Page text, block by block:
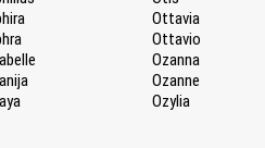
Ottavia
Ottavio
Ozanna
Ozanne
Ozylia